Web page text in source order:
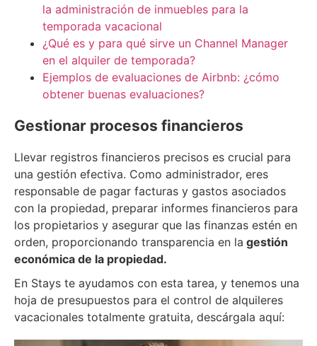
la administración de inmuebles para la
temporada vacacional
¿Qué es y para qué sirve un Channel Manager
en el alquiler de temporada?
Ejemplos de evaluaciones de Airbnb: ¿cómo
obtener buenas evaluaciones?
Gestionar procesos financieros
Llevar registros financieros precisos es crucial para
una gestión efectiva. Como administrador, eres
responsable de pagar facturas y gastos asociados
con la propiedad, preparar informes financieros para
los propietarios y asegurar que las finanzas estén en
orden, proporcionando transparencia en la gestión
económica de la propiedad.
En Stays te ayudamos con esta tarea, y tenemos una
hoja de presupuestos para el control de alquileres
vacacionales totalmente gratuita, descárgala aquí: